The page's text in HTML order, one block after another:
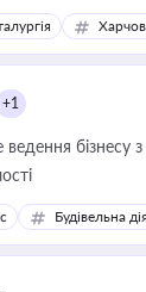
+1
ведення бізнесу
Будівельна